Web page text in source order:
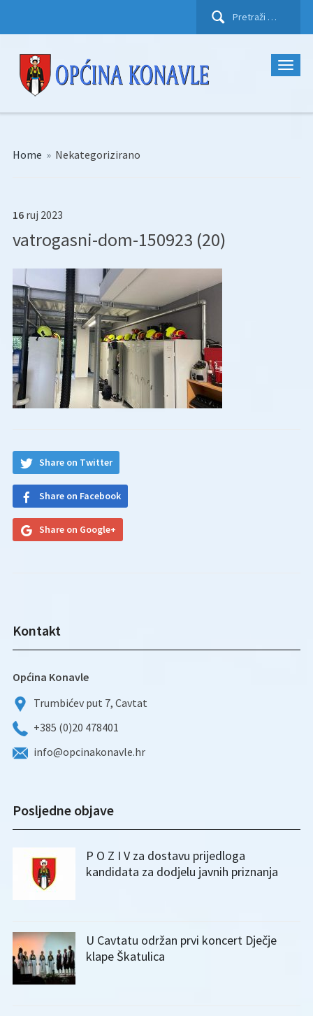
Pretraži:
Home » Nekategorizirano
16 ruj 2023
vatrogasni-dom-150923 (20)
Share on Twitter
Share on Facebook
Share on Google+
Kontakt
Općina Konavle
Trumbićev put 7, Cavtat
+385 (0)20 478401
info@opcinakonavle.hr
Posljedne objave
P O Z I V za dostavu prijedloga
kandidata za dodjelu javnih priznanja
U Cavtatu održan prvi koncert Dječje
klape Škatulica